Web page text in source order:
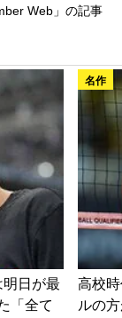
Web」の記事
日が最
「全て
名作
高校
ルの